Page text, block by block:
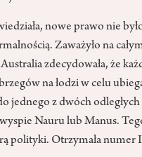
nowe prawo nie
Zaważyło na
zdecydowała, że
na łodzi w celu
jednego z dwóch
Nauru lub Manus.
polityki. Otrzymała